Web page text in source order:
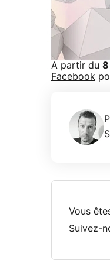
A partir du 8
Facebook
Vous
Suivez-